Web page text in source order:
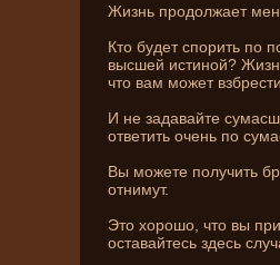
Жизнь продолжает
Кто буде­т спорить по
высшей истиной?
что вам может
И не задавайте
ответить очень по
Вы можете получить
отни­мут.
Это хорошо, что вы
оставайтесь зде­сь